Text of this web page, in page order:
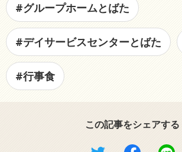
#グループホームとばた
#デイサービスセンターとばた
#行事食
この記事をシェアする